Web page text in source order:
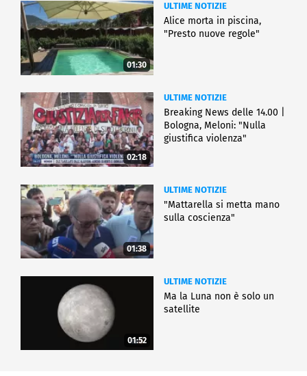
01:30
ULTIME NOTIZIE
Alice morta in piscina,
"Presto nuove regole"
02:18
ULTIME NOTIZIE
Breaking News delle 14.00 |
Bologna, Meloni: "Nulla
giustifica violenza"
01:38
ULTIME NOTIZIE
"Mattarella si metta mano
sulla coscienza"
01:52
ULTIME NOTIZIE
Ma la Luna non è solo un
satellite